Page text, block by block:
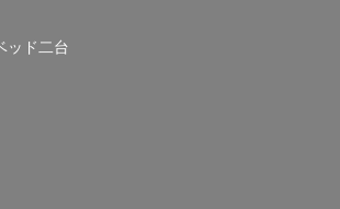
ッド二台